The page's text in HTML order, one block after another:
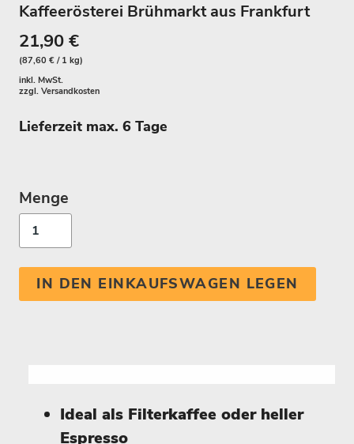
Kaffeerösterei Brühmarkt aus Frankfurt
21,90 €
(87,60 € / 1 kg)
inkl. MwSt.
zzgl. Versandkosten
Lieferzeit max. 6 Tage
Menge
IN DEN EINKAUFSWAGEN LEGEN
Ideal als Filterkaffee oder heller
Espresso